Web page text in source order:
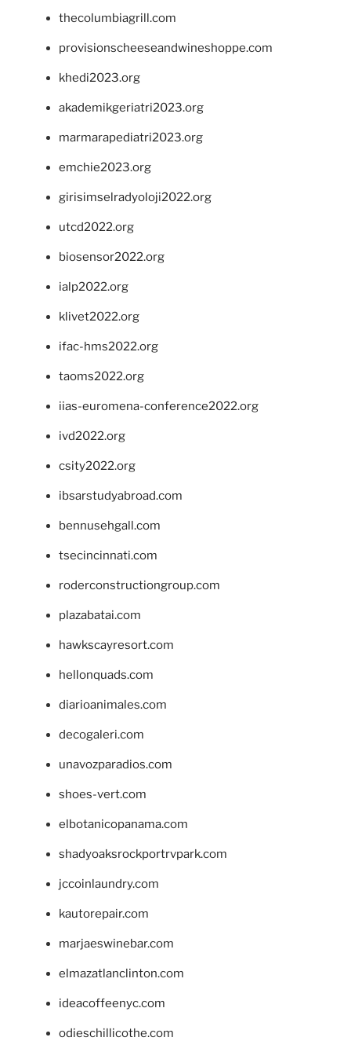
thecolumbiagrill.com
provisionscheeseandwineshoppe.com
khedi2023.org
akademikgeriatri2023.org
marmarapediatri2023.org
emchie2023.org
girisimselradyoloji2022.org
utcd2022.org
biosensor2022.org
ialp2022.org
klivet2022.org
ifac-hms2022.org
taoms2022.org
iias-euromena-conference2022.org
ivd2022.org
csity2022.org
ibsarstudyabroad.com
bennusehgall.com
tsecincinnati.com
roderconstructiongroup.com
plazabatai.com
hawkscayresort.com
hellonquads.com
diarioanimales.com
decogaleri.com
unavozparadios.com
shoes-vert.com
elbotanicopanama.com
shadyoaksrockportrvpark.com
jccoinlaundry.com
kautorepair.com
marjaeswinebar.com
elmazatlanclinton.com
ideacoffeenyc.com
odieschillicothe.com